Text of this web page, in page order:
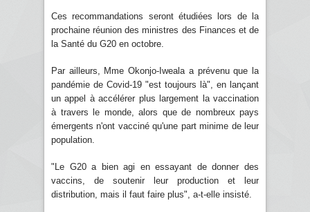
Ces recommandations seront étudiées lors de la
prochaine réunion des ministres des Finances et de
la Santé du G20 en octobre.
Par ailleurs, Mme Okonjo-Iweala a prévenu que la
pandémie de Covid-19 "est toujours là", en lançant
un appel à accélérer plus largement la vaccination
à travers le monde, alors que de nombreux pays
émergents n'ont vacciné qu'une part minime de leur
population.
"Le G20 a bien agi en essayant de donner des
vaccins, de soutenir leur production et leur
distribution, mais il faut faire plus", a-t-elle insisté.